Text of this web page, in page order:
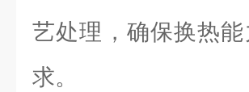
艺处理，确保换热
求。